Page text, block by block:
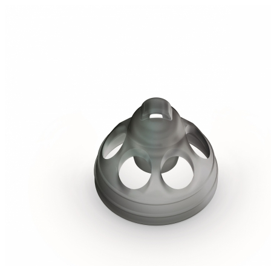
De Oticon Intent is het nieuwste hoorapparaat van dit moment.